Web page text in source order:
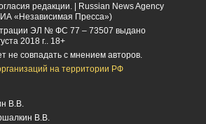
редакции. | Russian News Agency
«Независимая Пресса»)
ЭЛ № ФС 77 – 73507 выдано
2018 г.. 18+
не совпадать с мнением авторов.
на территории РФ
В.В.
В.В.